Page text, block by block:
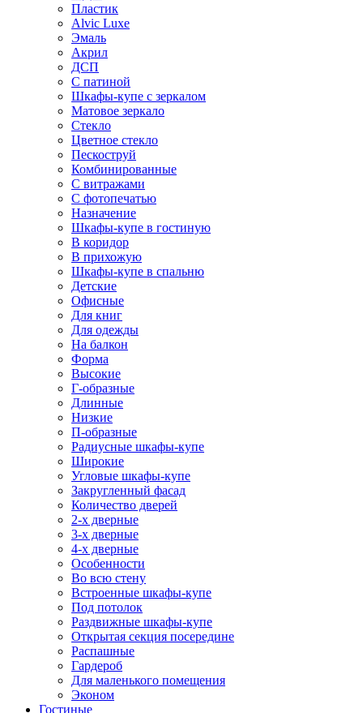
Пластик
Alvic Luxe
Эмаль
Акрил
ДСП
С патиной
Шкафы-купе с зеркалом
Матовое зеркало
Стекло
Цветное стекло
Пескоструй
Комбинированные
С витражами
С фотопечатью
Назначение
Шкафы-купе в гостиную
В коридор
В прихожую
Шкафы-купе в спальню
Детские
Офисные
Для книг
Для одежды
На балкон
Форма
Высокие
Г-образные
Длинные
Низкие
П-образные
Радиусные шкафы-купе
Широкие
Угловые шкафы-купе
Закругленный фасад
Количество дверей
2-х дверные
3-х дверные
4-х дверные
Особенности
Во всю стену
Встроенные шкафы-купе
Под потолок
Раздвижные шкафы-купе
Открытая секция посередине
Распашные
Гардероб
Для маленького помещения
Эконом
Гостиные